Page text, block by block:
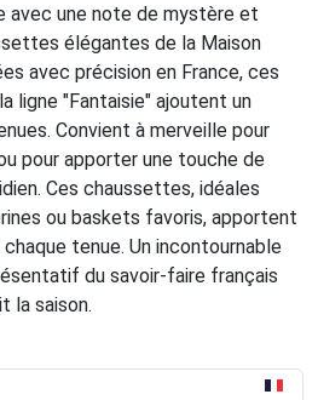
avec une note de mystère et
élégantes de la Maison
avec précision en France, ces
ligne "Fantaisie" ajoutent un
Convient à merveille pour
pour apporter une touche de
Ces chaussettes, idéales
ou baskets favoris, apportent
tenue. Un incontournable
du savoir-faire français
la saison.